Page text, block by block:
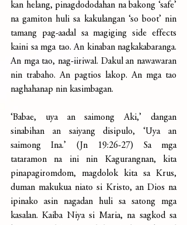
kan helang, pinagdododahan na bakong ‘safe’
na gamiton huli sa kakulangan ‘so boot’ nin
tamang pag-aadal sa magiging side effects
kaini sa mga tao. An kinaban nagkakabaranga.
An mga tao, nag-iiriwal. Dakul an nawawaran
nin trabaho. An pagtios lakop. An mga tao
naghahanap nin kasimbagan.
‘Babae, uya an saimong Aki,’ dangan
sinabihan an saiyang disipulo, ‘Uya an
saimong Ina.’ (Jn 19:26-27) Sa mga
tataramon na ini nin Kagurangnan, kita
pinapagiromdom, magdolok kita sa Krus,
duman makukua niato si Kristo, an Dios na
ipinako asin nagadan huli sa satong mga
kasalan. Kaiba Niya si Maria, na sagkod sa